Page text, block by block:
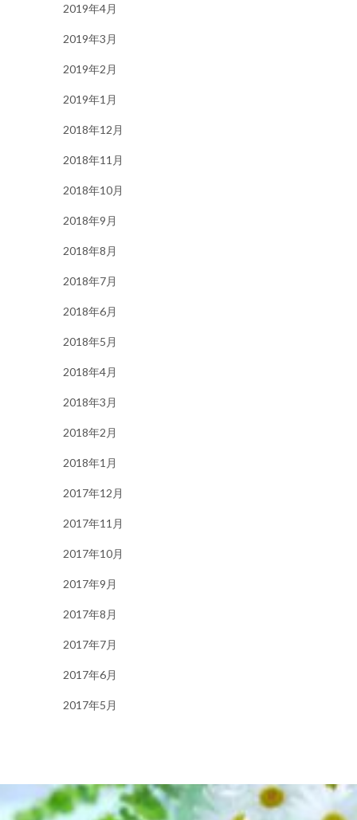
2019年4月
2019年3月
2019年2月
2019年1月
2018年12月
2018年11月
2018年10月
2018年9月
2018年8月
2018年7月
2018年6月
2018年5月
2018年4月
2018年3月
2018年2月
2018年1月
2017年12月
2017年11月
2017年10月
2017年9月
2017年8月
2017年7月
2017年6月
2017年5月